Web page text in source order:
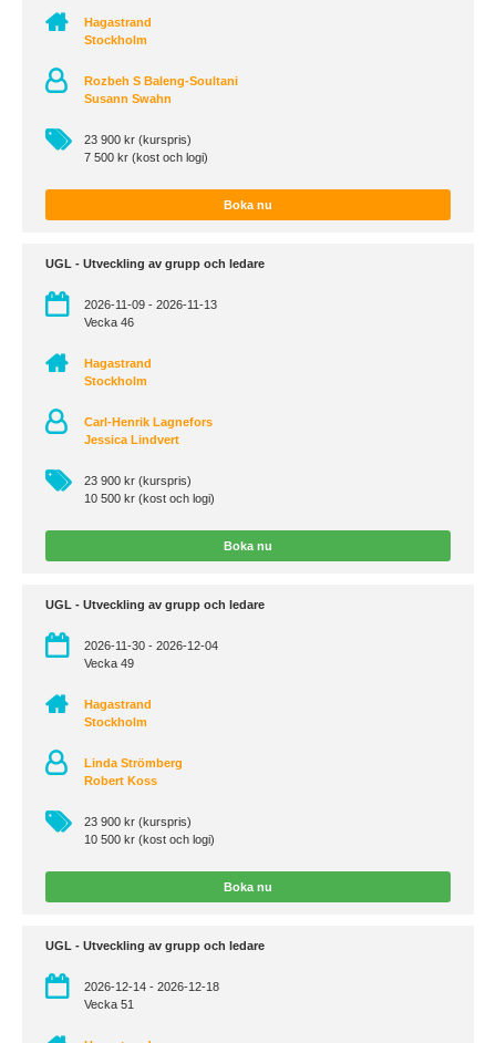
Hagastrand
Stockholm
Rozbeh S Baleng-Soultani
Susann Swahn
23 900 kr (kurspris)
7 500 kr (kost och logi)
Boka nu
UGL - Utveckling av grupp och ledare
2026-11-09 - 2026-11-13
Vecka 46
Hagastrand
Stockholm
Carl-Henrik Lagnefors
Jessica Lindvert
23 900 kr (kurspris)
10 500 kr (kost och logi)
Boka nu
UGL - Utveckling av grupp och ledare
2026-11-30 - 2026-12-04
Vecka 49
Hagastrand
Stockholm
Linda Strömberg
Robert Koss
23 900 kr (kurspris)
10 500 kr (kost och logi)
Boka nu
UGL - Utveckling av grupp och ledare
2026-12-14 - 2026-12-18
Vecka 51